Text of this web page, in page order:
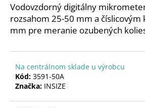
Vodovzdorný digitálny
rozsahom 25-50 mm a číslicovým
mm pre meranie ozubených
Na centrálnom sklade u výrobcu
Kód: 3591-50A
Značka: INSIZE
d
p
o